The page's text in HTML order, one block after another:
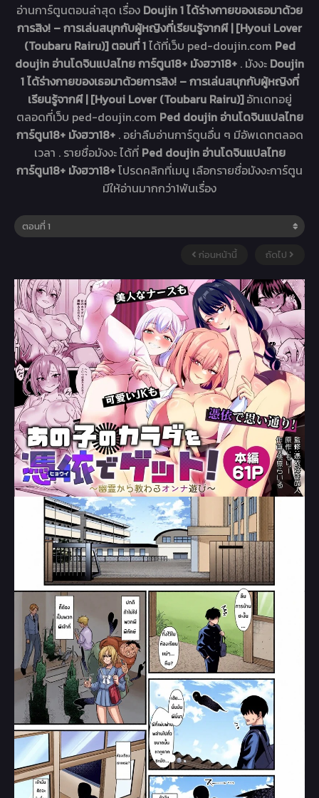
อ่านการ์ตูนตอนล่าสุด เรื่อง Doujin 1 ได้ร่างกายของเธอมาด้วย
การสิง! – การเล่นสนุกกับผู้หญิงที่เรียนรู้จากผี | [Hyoui Lover
(Toubaru Rairu)] ตอนที่ 1ได้ที่เว็บ ped-doujin.com Ped
doujin อ่านโดจินแปลไทย การ์ตูน18+ มังฮวา18+ . มังงะ Doujin
1 ได้ร่างกายของเธอมาด้วยการสิง! – การเล่นสนุกกับผู้หญิงที่
เรียนรู้จากผี | [Hyoui Lover (Toubaru Rairu)]อัทเดทอยู่
ตลอดที่เว็บ ped-doujin.com Ped doujin อ่านโดจินแปลไทย
การ์ตูน18+ มังฮวา18+ . อย่าลืมอ่านการ์ตูนอื่น ๆ มีอัพเดทตลอด
เวลา . รายชื่อมังงะ ได้ที่ Ped doujin อ่านโดจินแปลไทย
การ์ตูน18+ มังฮวา18+โปรดคลิกที่เมนู เลือกรายชื่อมังงะการ์ตูน
มีให้อ่านมากกว่า1พันเรื่อง
ก่อนหน้านี้ ถัดไป